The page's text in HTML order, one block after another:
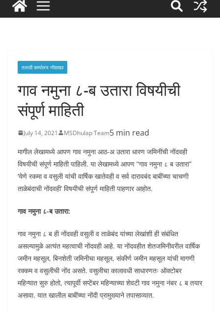
तलाठी कार्यालय नोंदवह्या
गाव नमुना ८-ब उतारा विषयीची
संपूर्ण माहिती
July 14, 2021 MSDhulap Team5 min read
मागील लेखामध्ये आपण गाव नमुना आठ-अ उतारा धारण जमिनींची नोंदवही
विषयीची संपूर्ण माहिती पाहिली. या लेखामध्ये आपण “गाव नमुना ८ ब उतारा”
‘येणे रकमा व वसुली यांची वार्षिक खातेवही व सर्व दारावबंद बाबींच्या चाचणी
ताळेबंदाची नोंदवही’ विषयीची संपूर्ण माहिती पाहणार आहोत.
गाव नमुना ८-ब उतारा:
गाव नमुना ८ ब ही नोंदवही वसुली व ताळेबंद यांच्या लेखांशी ही संबंधित
असल्यामुळे अत्यंत महत्वाची नोंदवही आहे. या नोंदवहीत शेतजमिनीवरील वार्षिक
जमीन महसूल, बिनशेती जमिनीचा महसूल, संकीर्ण जमीन महसूल यांची मागणी
रक्कम व वसुलीची नोंद असते. वसुलीचा कालावधी साधारणतः ऑक्टोबर
महिन्यात सुरु होतो, त्यापूर्वी सप्टेंबर महिन्याच्या शेवटी गाव नमुना नंबर ८ ब तयार
असावा. यात खालील बाबींच्या नोंदी प्रामुख्याने तपासाव्यात.